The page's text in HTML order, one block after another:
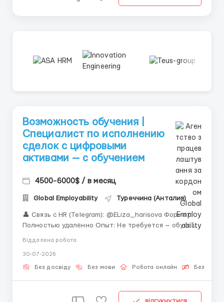
Возможность обучения |
Специалист по исполнению
сделок с цифровыми
активами — с обучением
4500-6000$ / в месяц
Global Employability Туреччина (Анталия)
👤 Связь с HR (Telegram): @ELiza_harisova Формат:
Полностью удалённо Опыт: Не требуется — обучаем
возможность.» За кулисами торговли: когда трейдер
нажимает кнопку «Купить»...
Віддалена робота
30-07-2026
Без досвіду Без мови Робота онлайн